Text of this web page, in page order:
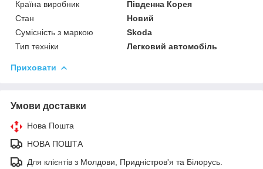
Країна виробник
Південна Корея
Стан
Новий
Сумісність з маркою
Skoda
Тип техніки
Легковий автомобіль
Приховати
Умови доставки
Нова Пошта
НОВА ПОШТА
Для клієнтів з Молдови, Придністров'я та Білорусь.